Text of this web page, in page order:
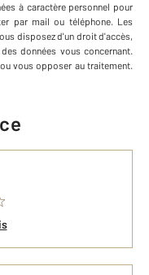
à caractère personnel pour
par mail ou téléphone. Les
disposez d'un droit d'accès,
données vous concernant.
vous opposer au traitement.